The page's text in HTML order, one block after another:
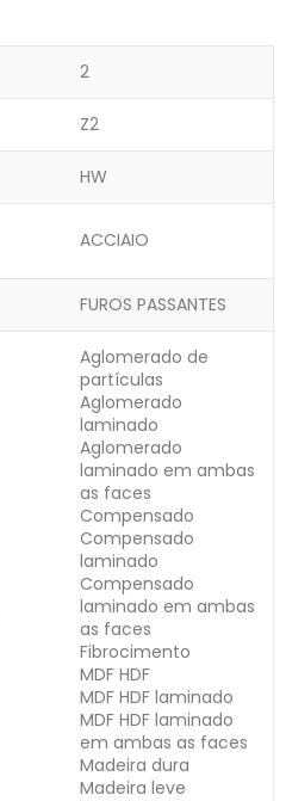
2
Z2
HW
ACCIAIO
FUROS PASSANTES
Aglomerado de
partículas
Aglomerado
laminado
Aglomerado
laminado em ambas
as faces
Compensado
Compensado
laminado
Compensado
laminado em ambas
as faces
Fibrocimento
MDF HDF
MDF HDF laminado
MDF HDF laminado
em ambas as faces
Madeira dura
Madeira leve